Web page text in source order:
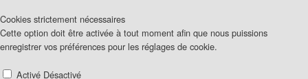
Cookies strictement nécessaires
Cette option doit être activée à tout moment afin que nous puissions
enregistrer vos préférences pour les réglages de cookie.
Activer ou désactiver les cookies
Activé Désactivé